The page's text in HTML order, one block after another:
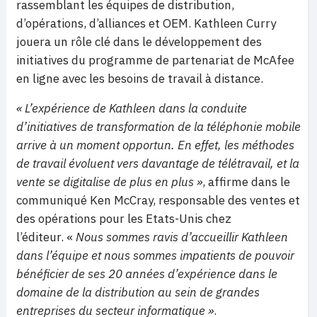
rassemblant les équipes de distribution,
d’opérations, d’alliances et OEM. Kathleen Curry
jouera un rôle clé dans le développement des
initiatives du programme de partenariat de McAfee
en ligne avec les besoins de travail à distance.
« L’expérience de Kathleen dans la conduite
d’initiatives de transformation de la téléphonie mobile
arrive à un moment opportun. En effet, les méthodes
de travail évoluent vers davantage de télétravail, et la
vente se digitalise de plus en plus », affirme dans le
communiqué Ken McCray, responsable des ventes et
des opérations pour les Etats-Unis chez
l’éditeur. « Nous sommes ravis d’accueillir Kathleen
dans l’équipe et nous sommes impatients de pouvoir
bénéficier de ses 20 années d’expérience dans le
domaine de la distribution au sein de grandes
entreprises du secteur informatique ».